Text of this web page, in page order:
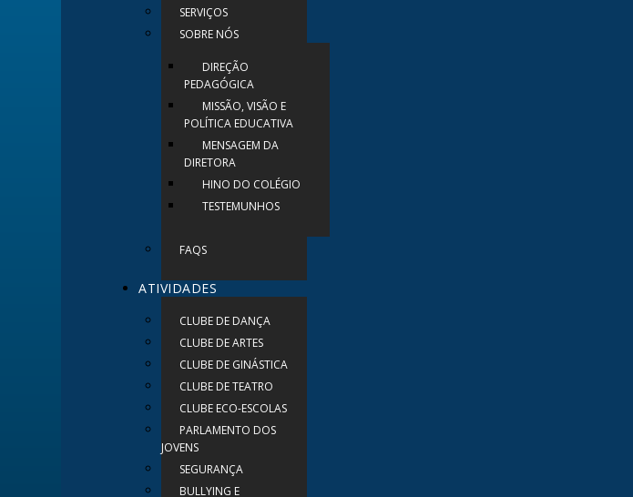
SERVIÇOS
SOBRE NÓS
DIREÇÃO
PEDAGÓGICA
MISSÃO, VISÃO E
POLÍTICA EDUCATIVA
MENSAGEM DA
DIRETORA
HINO DO COLÉGIO
TESTEMUNHOS
FAQS
ATIVIDADES
CLUBE DE DANÇA
CLUBE DE ARTES
CLUBE DE GINÁSTICA
CLUBE DE TEATRO
CLUBE ECO-ESCOLAS
PARLAMENTO DOS
JOVENS
SEGURANÇA
BULLYING E